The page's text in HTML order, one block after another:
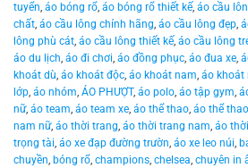
tuyển, áo bóng rổ, áo bóng rổ thiết kế, áo cầu
chất, áo cầu lông chính hãng, áo cầu lông đẹp,
lông phù cát, áo cầu lông thiết kế, áo cầu lông
áo du lịch, áo đi chơi, áo đồng phục, áo đua xe,
khoát dù, áo khoát độc, áo khoát nam, áo khoát
lớp, áo nhóm, ÁO PHƯỢT, áo polo, áo tập gym,
nữ, áo team, áo team xe, áo thể thao, áo thể
nam nữ, áo thời trang, áo thời trang nam, áo
trọng tài, áo xe đạp đường trườn, áo xe leo núi,
chuyền, bóng rổ, champions, chelsea, chuyên in